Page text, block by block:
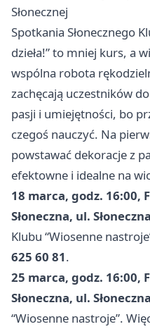
Słonecznej
Spotkania Słonecznego
dzieła!” to mniej kurs, a
wspólna robota
zachęcają uczestników
pasji i umiejętności, bo
czegoś nauczyć. Na
powstawać dekoracje z
efektowne i idealne na
18 marca, godz. 16:00,
Słoneczna, ul.
Klubu “Wiosenne
625 60 81.
25 marca, godz. 16:00,
Słoneczna, ul.
“Wiosenne nastroje”.